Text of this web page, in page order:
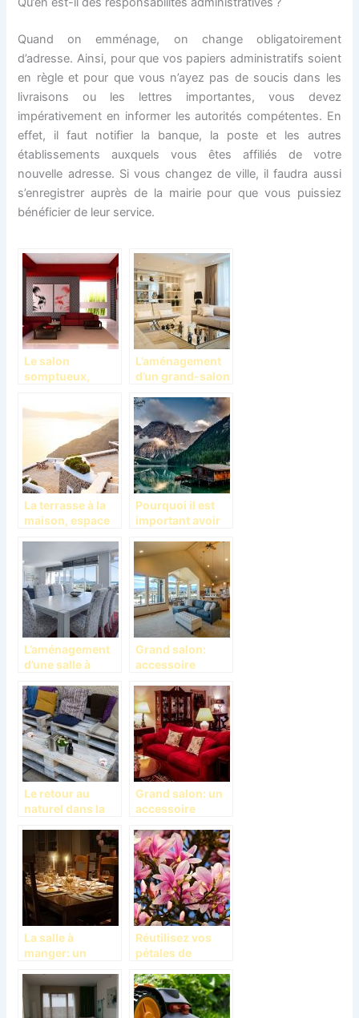
Quand on emménage, on change obligatoirement
d’adresse. Ainsi, pour que vos papiers administratifs soient
en règle et pour que vous n’ayez pas de soucis dans les
livraisons ou les lettres importantes, vous devez
impérativement en informer les autorités compétentes. En
effet, il faut notifier la banque, la poste et les autres
établissements auxquels vous êtes affiliés de votre
nouvelle adresse. Si vous changez de ville, il faudra aussi
s’enregistrer auprès de la mairie pour que vous puissiez
bénéficier de leur service.
Le salon
somptueux,
intérieur de
maison
L’aménagement
d’un grand-salon
espace
La terrasse à la
maison, espace
bons moments
Pourquoi il est
important avoir
campagne?
L’aménagement
d’une salle à
Grand salon:
accessoire
d’embellissement
Le retour au
naturel dans la
Grand salon: un
accessoire
décorateur
La salle à
manger: un
prise de repas en
toute aisance
Réutilisez vos
pétales de
possible!